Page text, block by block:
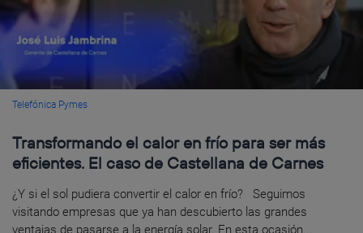
Telefónica Pymes
Transformando el calor en frío para ser más
eficientes. El caso de Castellana de Carnes
¿Y si el sol pudiera convertir el calor en frío? Seguimos
visitando empresas que ya han descubierto las grandes
ventajas de pasarse a la energía solar. En esta ocasión...